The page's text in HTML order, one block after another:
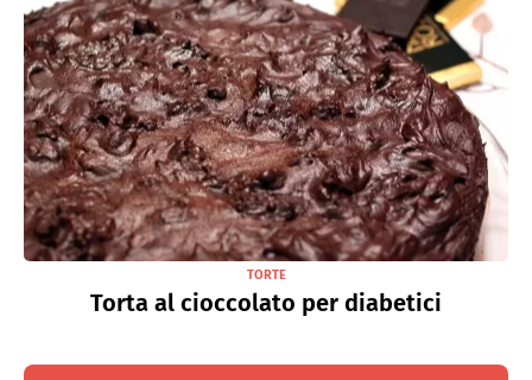
TORTE
Torta al cioccolato per diabetici